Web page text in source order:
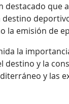
que
la emisión de
la
destino y la
y las